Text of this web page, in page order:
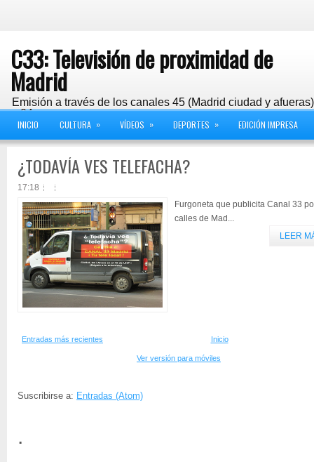
C33: Televisión de proximidad de
Madrid
Emisión a través de los canales 45 (Madrid ciudad y
y 24
INICIO CULTURA » VÍDEOS » DEPORTES » EDICIÓN IMPRESA
¿TODAVÍA VES TELEFACHA?
17:18
Furgoneta que publicita Canal 33
calles de Mad...
LEER
Entradas más recientes Inicio
Ver versión para móviles
Suscribirse a: Entradas (Atom)
.